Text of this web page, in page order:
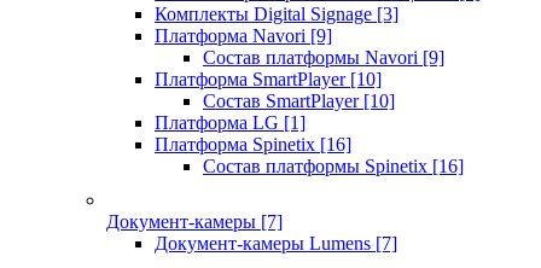
Комплекты Digital Signage [3]
Платформа Navori [9]
Состав платформы Navori [9]
Платформа SmartPlayer [10]
Состав SmartPlayer [10]
Платформа LG [1]
Платформа Spinetix [16]
Состав платформы Spinetix [16]
Документ-камеры [7]
Документ-камеры Lumens [7]